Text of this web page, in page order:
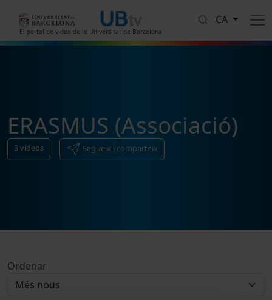
El portal de vídeo de la Universitat de Barcelona
CA
ERASMUS (Associació)
3vídeos Segueix i comparteix
Ordenar